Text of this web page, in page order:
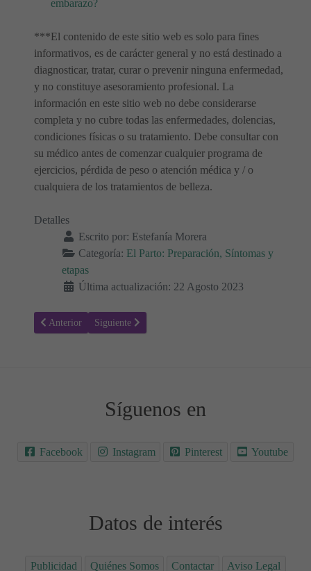
embarazo?
***El contenido de este sitio web es solo para fines
informativos, es de carácter general y no está destinado a
diagnosticar, tratar, curar o prevenir ninguna enfermedad,
y no constituye asesoramiento profesional. La
información en este sitio web no debe considerarse
completa y no cubre todas las enfermedades, dolencias,
condiciones físicas o su tratamiento. Debe consultar con
su médico antes de comenzar cualquier programa de
ejercicios, pérdida de peso o atención médica y / o
cualquiera de los tratamientos de belleza.
Detalles
Escrito por: Estefanía Morera
Categoría: El Parto: Preparación, Síntomas y
etapas
Última actualización: 22 Agosto 2023
Artículo anterior: Tipos de incisiones y puntos de sutura en la
Anterior Artículo siguiente: ¿Puedo llegar a defecar durante el
Siguiente
Síguenos en
Facebook Instagram Pinterest Youtube
Datos de interés
Publicidad Quiénes Somos Contactar Aviso Legal